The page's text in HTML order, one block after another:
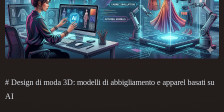
Pixel Art Realistic Retro Stylized
Voxel
# Design di moda 3D: modelli di abbigliamento e apparel basati su
AI